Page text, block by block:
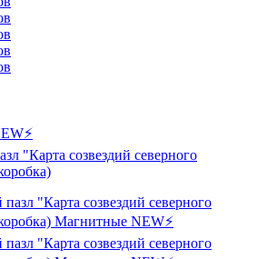
"Карта созвездий северного